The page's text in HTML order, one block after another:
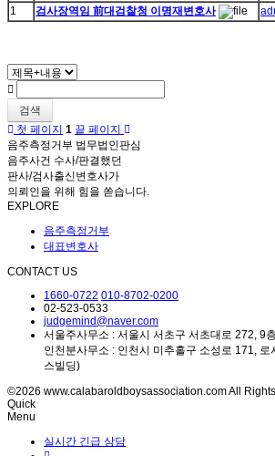
1
검사장역임 前대검찰청 이명재변호사
검색
첫 페이지 1 끝 페이지
음주측정거부 법무법인판심
음주사건 수사/판결했던
판사/검사출신변호사가
의뢰인을 위해 힘을 쏟습니다.
EXPLORE
음주측정거부
대표변호사
CONTACT US
1660-0722 010-8702-0200
02-523-0533
judgemind@naver.com
서울주사무소 : 서울시 서초구 서초대로 272, 9
인천분사무소 : 인천시 미추홀구 소성로 171, 로
스빌딩)
©2026 www.calabaroldboysassociation.com All
Quick
Menu
실시간 긴급 상담